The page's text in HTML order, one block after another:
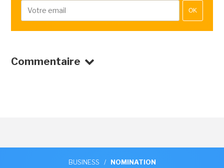
OK
Commentaire
BUSINESS / NOMINATION